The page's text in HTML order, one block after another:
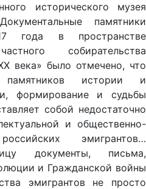
исторического музея
памятники
года в пространстве
собирательства
века» было отмечено, что
памятников истории и
формирование и судьбы
собой недостаточно
и общественно-
эмигрантов…
документы, письма,
и Гражданской войны
эмигрантов не просто